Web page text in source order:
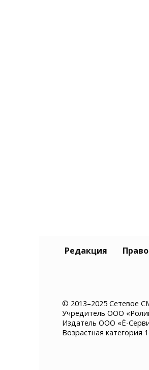
Редакция
© 2013–2025 Сетевое
Учредитель ООО
Издатель ООО «Ё-
Возрастная категория